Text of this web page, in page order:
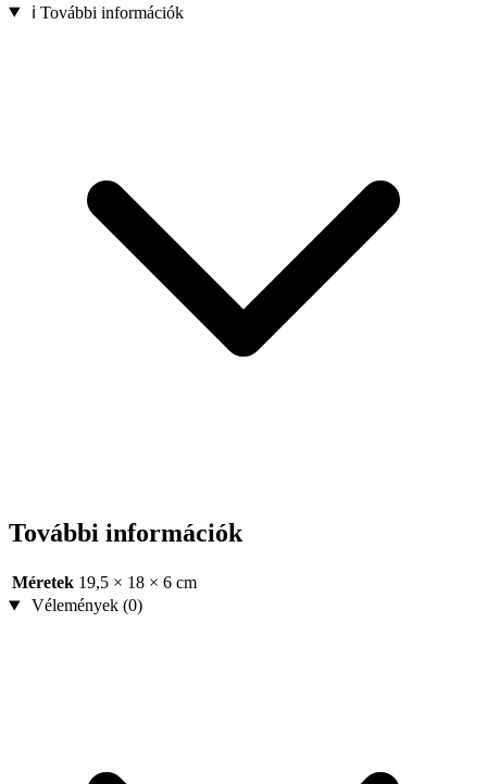
ℹ️ További információk
További információk
Méretek 19,5 × 18 × 6 cm
Vélemények (0)